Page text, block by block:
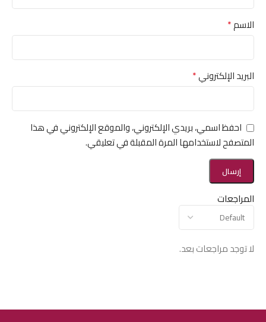
المراجعات
لا توجد مراجعات بعد.
الاسم*
البريد الإلكتروني*
احفظ اسمي، بريدي الإلكتروني، والموقع الإلكتروني في هذا
المتصفح لاستخدامها المرة المقبلة في تعليقي.